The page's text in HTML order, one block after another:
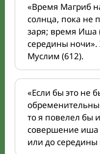
«Время Магриб
солнца, пока не
заря; время Иша
середины ночи».
Муслим (612).
«Если бы это не
то я повелел бы
совершение иша
или до середины